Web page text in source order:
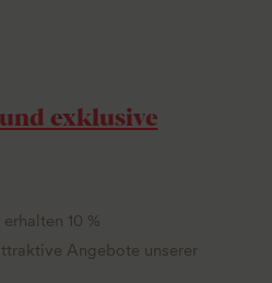
exklusive
10 %
Angebote unserer